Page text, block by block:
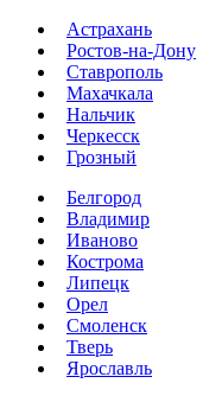
Астрахань
Ростов-на-Дону
Ставрополь
Махачкала
Нальчик
Черкесск
Грозный
Белгород
Владимир
Иваново
Кострома
Липецк
Орел
Смоленск
Тверь
Ярославль